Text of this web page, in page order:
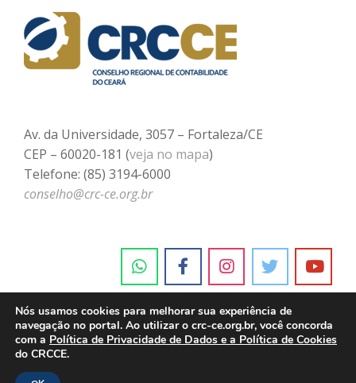
Av. da Universidade, 3057 – Fortaleza/CE
CEP – 60020-181 (veja no mapa)
Telefone: (85) 3194-6000
conselho@crc-ce.org.br
Nós usamos cookies para melhorar sua experiência de
navegação no portal. Ao utilizar o crc-ce.org.br, você concorda
com a Política de Privacidade de Dados e a Política de Cookies
do CRCCE.